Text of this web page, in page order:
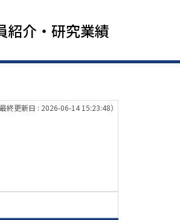
紹介・研究業績
最終更新日 : 2026-06-14 15:23:48）